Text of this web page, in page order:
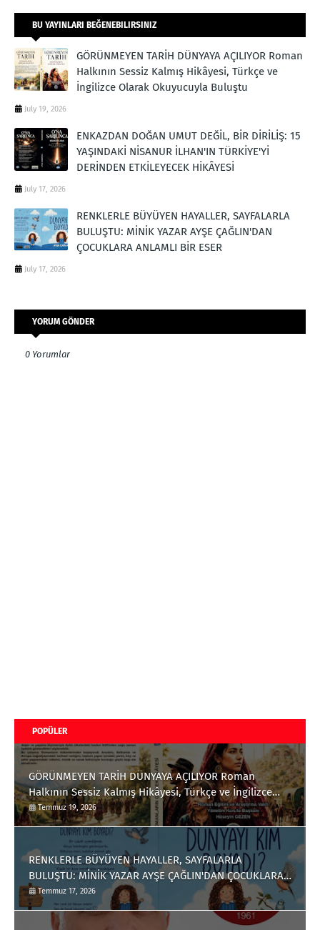
BU YAYINLARI BEĞENEBILIRSINIZ
GÖRÜNMEYEN TARİH DÜNYAYA AÇILIYOR Roman
Halkının Sessiz Kalmış Hikâyesi, Türkçe ve
İngilizce Olarak Okuyucuyla Buluştu
July 19, 2026
ENKAZDAN DOĞAN UMUT DEĞİL, BİR DİRİLİŞ: 15
YAŞINDAKİ NİSANUR İLHAN'IN TÜRKİYE'Yİ
DERİNDEN ETKİLEYECEK HİKÂYESİ
July 17, 2026
RENKLERLE BÜYÜYEN HAYALLER, SAYFALARLA
BULUŞTU: MİNİK YAZAR AYŞE ÇAĞLIN'DAN
ÇOCUKLARA ANLAMLI BİR ESER
July 17, 2026
YORUM GÖNDER
0 Yorumlar
POPÜLER
GÖRÜNMEYEN TARİH DÜNYAYA AÇILIYOR Roman
Halkının Sessiz Kalmış Hikâyesi, Türkçe ve İngilizce
Olarak Okuyucuyla Buluştu
Temmuz 19, 2026
RENKLERLE BÜYÜYEN HAYALLER, SAYFALARLA
BULUŞTU: MİNİK YAZAR AYŞE ÇAĞLIN'DAN ÇOCUKLARA
ANLAMLI BİR ESER
Temmuz 17, 2026